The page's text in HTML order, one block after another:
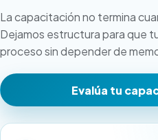
La capacitación no termina
Dejamos estructura para que
proceso sin depender de
Evalúa tu